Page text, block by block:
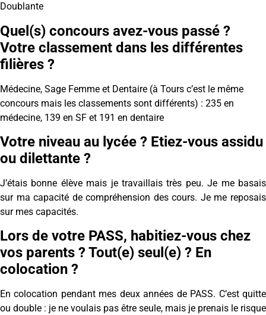
Doublante
Quel(s) concours avez-vous passé ?
Votre classement dans les différentes
filières ?
Médecine, Sage Femme et Dentaire (à Tours c’est le même
concours mais les classements sont différents) : 235 en
médecine, 139 en SF et 191 en dentaire
Votre niveau au lycée ? Etiez-vous assidu
ou dilettante ?
J’étais bonne élève mais je travaillais très peu. Je me basais
sur ma capacité de compréhension des cours. Je me reposais
sur mes capacités.
Lors de votre PASS, habitiez-vous chez
vos parents ? Tout(e) seul(e) ? En
colocation ?
En colocation pendant mes deux années de PASS. C’est quitte
ou double : je ne voulais pas être seule, mais je prenais le risque